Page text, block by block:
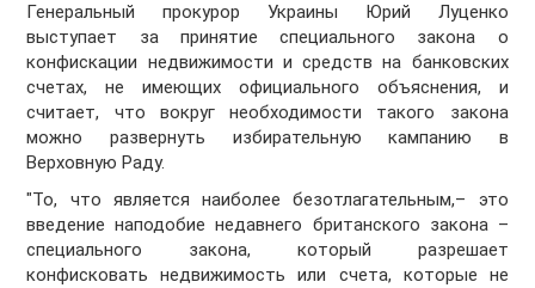
Генеральный прокурор Украины Юрий Луценко
выступает за принятие специального закона о
конфискации недвижимости и средств на банковских
счетах, не имеющих официального объяснения, и
считает, что вокруг необходимости такого закона
можно развернуть избирательную кампанию в
Верховную Раду.
"То, что является наиболее безотлагательным,– это
введение наподобие недавнего британского закона –
специального закона, который разрешает
конфисковать недвижимость или счета, которые не